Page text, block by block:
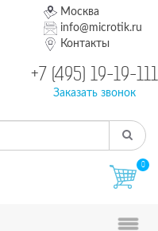
Москва
info@microtik.ru
Контакты
+7 (495) 19-19-111
Заказать звонок
0